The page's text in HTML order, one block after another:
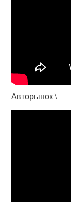
Авторынок \